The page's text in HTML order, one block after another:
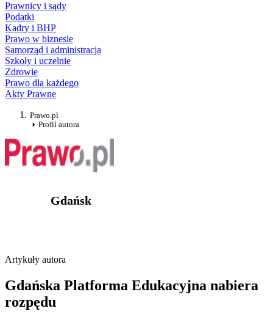
Prawnicy i sądy
Podatki
Kadry i BHP
Prawo w biznesie
Samorząd i administracja
Szkoły i uczelnie
Zdrowie
Prawo dla każdego
Akty Prawne
Prawo.pl
Profil autora
Gdańsk
Artykuły autora
Gdańska Platforma Edukacyjna nabiera
rozpędu